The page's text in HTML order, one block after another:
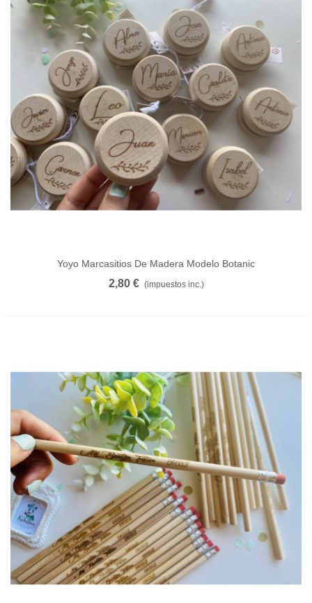
Yoyo Marcasitios De Madera Modelo Botanic
2,80 € (impuestos inc.)